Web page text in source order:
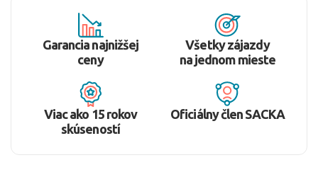
Garancia najnižšej
ceny
Všetky zájazdy
na jednom mieste
Viac ako 15 rokov
skúseností
Oficiálny člen SACKA